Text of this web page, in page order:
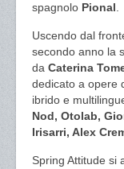
spagnolo Pional
Uscendo dal
secondo anno la
da Caterina
dedicato a opere
ibrido e
Nod, Otolab,
Irisarri, Alex
Spring Attitude si